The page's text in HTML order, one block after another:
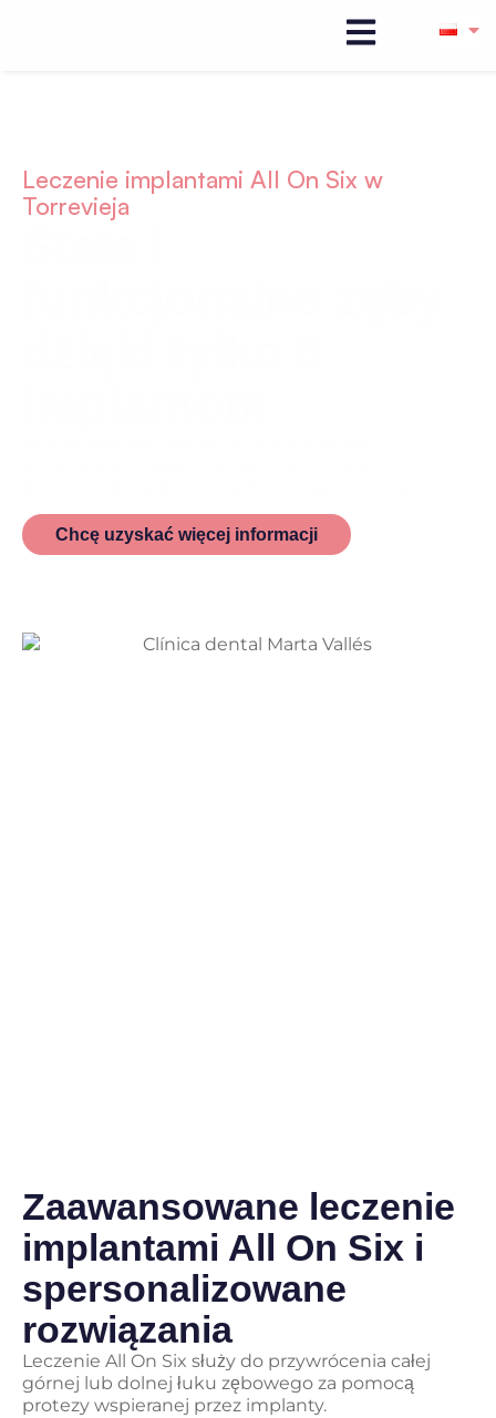
Leczenie implantami All On Six w
Torrevieja
Chcę uzyskać więcej informacji
Zaawansowane leczenie
implantami All On Six i
spersonalizowane
rozwiązania
Leczenie All On Six służy do przywrócenia całej
górnej lub dolnej łuku zębowego za pomocą
protezy wspieranej przez implanty.